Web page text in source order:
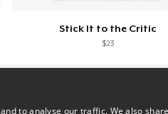
Stick It to the Critic
$23
to analyse our traffic. We also